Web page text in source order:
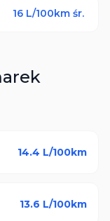
16 L/100km śr.
14.4 L/100km
13.6 L/100km